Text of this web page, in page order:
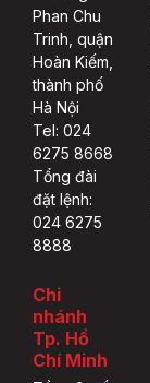
Phan Chu
Trinh, quận
Hoàn Kiếm,
thành phố
Hà Nội
Tel: 024
6275 8668
Tổng đài
đặt lệnh:
024 6275
8888
Chi
nhánh
Tp. Hồ
Chí Minh